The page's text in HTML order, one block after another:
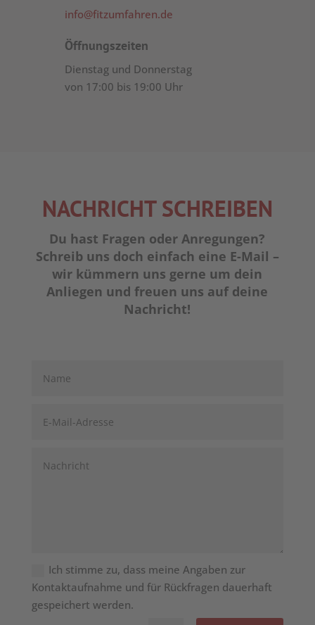
info@fitzumfahren.de
Öffnungszeiten
Dienstag und Donnerstag
von 17:00 bis 19:00 Uhr
NACHRICHT SCHREIBEN
Du hast Fragen oder Anregungen?
Schreib uns doch einfach eine E-Mail –
wir kümmern uns gerne um dein
Anliegen und freuen uns auf deine
Nachricht!
Ich stimme zu, dass meine Angaben zur
Kontaktaufnahme und für Rückfragen dauerhaft
gespeichert werden.